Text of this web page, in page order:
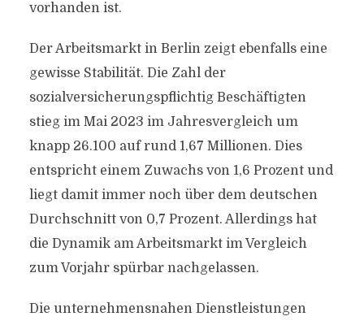
vorhanden ist.
Der Arbeitsmarkt in Berlin zeigt ebenfalls eine
gewisse Stabilität. Die Zahl der
sozialversicherungspflichtig Beschäftigten
stieg im Mai 2023 im Jahresvergleich um
knapp 26.100 auf rund 1,67 Millionen. Dies
entspricht einem Zuwachs von 1,6 Prozent und
liegt damit immer noch über dem deutschen
Durchschnitt von 0,7 Prozent. Allerdings hat
die Dynamik am Arbeitsmarkt im Vergleich
zum Vorjahr spürbar nachgelassen.
Die unternehmensnahen Dienstleistungen